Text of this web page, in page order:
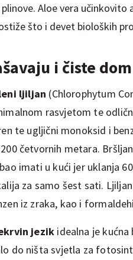
plinove. Aloe vera
što i devet bioloških
i čiste dom
ljiljan (Chlorophytum
rasvjetom te
te ugljični monoksid i
četvornih metara.
imati u kući jer uklanja
za samo šest sati.
iz zraka, kao i
jezik idealna je
do ništa svjetla za